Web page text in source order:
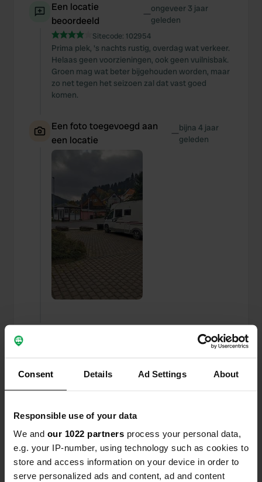
Consent Details Ad Settings About
Responsible use of your data
We and our 1022 partners process your personal data,
e.g. your IP-number, using technology such as cookies to
store and access information on your device in order to
serve personalized ads and content, ad and content
Een locatie
beoordeeld
—ongeveer 3 jaar
geleden
Sitecode: 102954
Prima plek, 's nachts rustig, overdag wat verkeer.
Helaas geen voorzieningen, ook geen vuilnisbak.
Groen mag wat beter bijgehouden worden, maar
zo net tegen het seizoen zal dat vast goed
komen.
Een foto toegevoegd aan
een locatie
—bijna 4 jaar
geleden
bijna 4 jaar
geleden